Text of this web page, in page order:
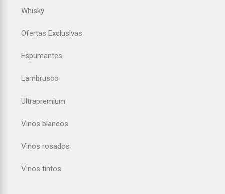
Whisky
Ofertas Exclusivas
Espumantes
Lambrusco
Ultrapremium
Vinos blancos
Vinos rosados
Vinos tintos